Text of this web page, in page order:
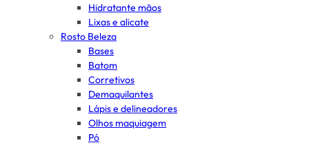
Hidratante mãos
Lixas e alicate
Rosto Beleza
Bases
Batom
Corretivos
Demaquilantes
Lápis e delineadores
Olhos maquiagem
Pó